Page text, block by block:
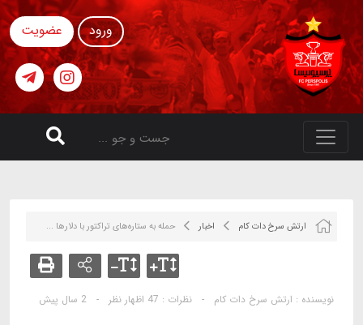
ورود عضویت
ارتش سرخ دات کام اخبار حمله به ستاره‌های تراکتور با دلارها ...
نویسنده : ارتش سرخ دات کام - نظرات : 47 اظهار نظر - 2 سال پیش